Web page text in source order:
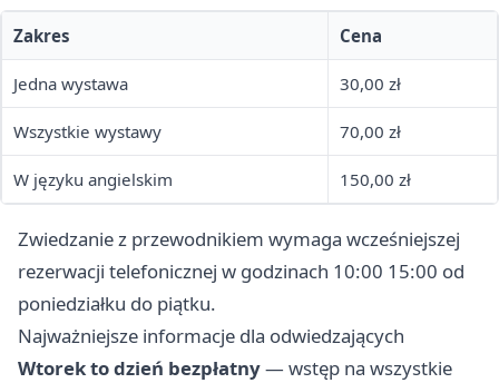
Zakres Cena
Jedna wystawa 30,00 zł
Wszystkie wystawy 70,00 zł
W języku angielskim 150,00 zł
Zwiedzanie z przewodnikiem wymaga wcześniejszej
rezerwacji telefonicznej w godzinach 10:00 15:00 od
poniedziałku do piątku.
Najważniejsze informacje dla odwiedzających
Wtorek to dzień bezpłatny— wstęp na wszystkie